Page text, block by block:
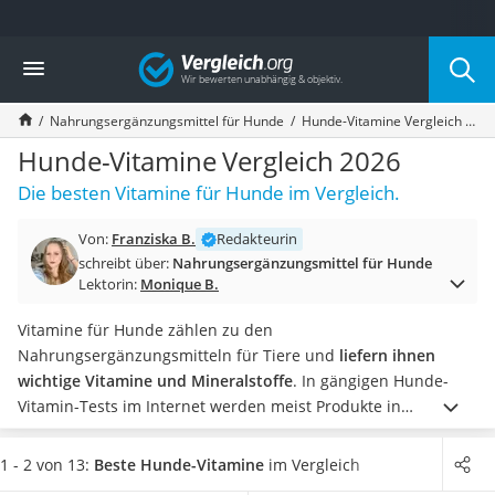
Die beliebtesten Vergleiche nach Kategorie
Drogerie
Inhalator
Haarschneider
Rollator
Braun Rasierer
Katzenklappe (Chip)
Masturbator
Massagepistole
Reisehaartrockner
Eiweißpulver
Magnesiumpräparat
Katzenklappe
Nackenmassagegerät
Zeckenschutz Katze
Vergleich
Nahrungsergänzungsmittel für Hunde Hunde-Vitamine Vergleich 2026
Hunde-Vitamine Vergleich 2026
Die besten Vitamine für Hunde im Vergleich.
Von: Franziska B.
Redakteurin
schreibt über: Nahrungsergänzungsmittel für Hunde
Lektorin: Monique B.
Vitamine für Hunde zählen zu den
Nahrungsergänzungsmitteln für Tiere und liefern ihnen
wichtige Vitamine und Mineralstoffe. In gängigen Hunde-
Vitamin-Tests im Internet werden meist Produkte in
Tabletten- und Pulverform vorgestellt.Vitaminein Form von
Pulver lassen sich besonders gut in das Nassfutter Ihres
1 - 2 von 13: Beste Hunde-Vitamine im Vergleich